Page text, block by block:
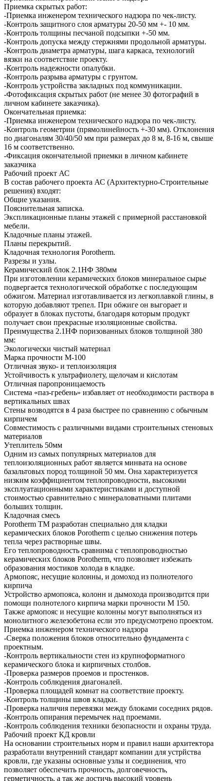
Приемка скрытых работ:
-Приемка инженером технического надзора по чек-листу.
-Контроль защитного слоя арматуры 20-50 мм +- 10 мм.
-Контроль толщины песчаной подсыпки +-50 мм.
-Контроль допуска между стержнями продольной арматуры.
-Контроль диаметра арматуры, шага каркаса, технологий
вязки на соответствие проекту.
-Контроль надежности опалубки.
-Контроль разрыва арматуры с грунтом.
-Контроль устройства закладных под коммуникации.
-Фотофиксация скрытых работ (не менее 30 фотографий в
личном кабинете заказчика).
Окончательная приемка:
-Приемка инженером технического надзора по чек-листу.
-Контроль геометрии (прямолинейность +-30 мм). Отклонения
по диагоналям 30/40/50 мм при размерах до 8 м, 8-16 м, свыше
16 м соответственно.
-Фиксация окончательной приемки в личном кабинете
заказчика
Рабочий проект АС
В состав рабочего проекта АС (Архитектурно-Строительные
решения) входят:
Общие указания.
Пояснительная записка.
Экспликационные планы этажей с примерной расстановкой
мебели.
Кладочные планы этажей.
Планы перекрытий.
Кладочная технология Porotherm.
Разрезы и узлы.
Керамический блок 2.1НФ 380мм
При изготовлении керамических блоков минеральное сырье
подвергается технологической обработке с последующим
обжигом. Материал изготавливается из легкоплавкой глины, в
которую добавляют трепел. При обжиге он выгорает и
образует в блоках пустоты, благодаря которым продукт
получает свои прекрасные изоляционные свойства.
Преимущества 2.1НФ поризованных блоков толщиной 380
мм:
Экологически чистый материал
Марка прочности М-100
Отличная звуко- и теплоизоляция
Устойчивость к ультрафиолету, щелочам и кислотам
Отличная паропроницаемость
Система «паз-гребень» избавляет от необходимости раствора в
вертикальных швах
Стены возводятся в 4 раза быстрее по сравнению с обычным
кирпичем
Совместимость с различными видами строительных стеновых
материалов
Утеплитель 50мм
Одним из самых популярных материалов для
теплоизоляционных работ является минвата на основе
базальтовых пород толщиной 50 мм. Она характеризуется
низким коэффициентом теплопроводности, высокими
эксплуатационными характеристиками и доступной
стоимостью сравнительно с минераловатными плитами
больших толщин.
Кладочная смесь
Porotherm TM разработан специально для кладки
керамических блоков Porotherm с целью снижения потерь
тепла через растворные швы.
Его теплопроводность сравнима с теплопроводностью
керамических блоков Porotherm, что позволяет избежать
образования мостиков холода в кладке.
Армопояс, несущие колонны, и домоход из полнотелого
кирпича
Устройство армопояса, колонн и дымохода производится при
помощи полнотелого кирпича марки прочности М 150.
Также армопояс и несущие колонны могут выполняться из
монолитного железобетона если это предусмотрено проектом.
Приемка инженером технического надзора
-Сверка положения блоков относительно фундамента с
проектным.
-Контроль вертикальности стен из крупноформатного
керамического блока и кирпичных столбов.
-Проверка размеров проемов и простенков.
-Контроль соблюдения диагоналей.
-Проверка площадей комнат на соответствие проекту.
-Контроль толщины швов кладки.
-Проверка наличия перевязки между блоками соседних рядов.
-Контроль опирания перемычек над проемами.
-Контроль соблюдения техники безопасности и охраны труда.
Рабочий проект КД кровли
На основании строительных норм и правил наши архитектора
разработали внутренний стандарт компании для устрйства
кровли, где указаны основные узлы и соединения, что
позволяет обеспечить прочность, долговечность,
герметичность, а так же достичь высокий уровень